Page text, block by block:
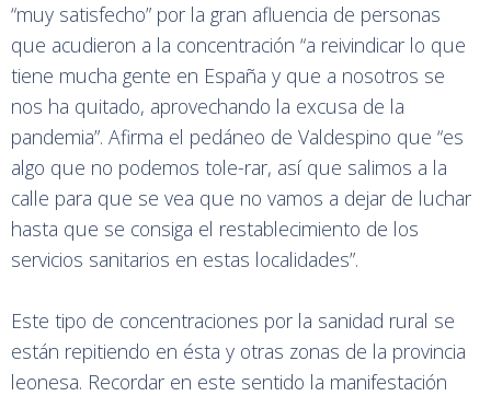
“muy satisfecho” por la gran afluencia de personas
que acudieron a la concentración “a reivindicar lo que
tiene mucha gente en España y que a nosotros se
nos ha quitado, aprovechando la excusa de la
pandemia”. Afirma el pedáneo de Valdespino que “es
algo que no podemos tole-rar, así que salimos a la
calle para que se vea que no vamos a dejar de luchar
hasta que se consiga el restablecimiento de los
servicios sanitarios en estas localidades”.
Este tipo de concentraciones por la sanidad rural se
están repitiendo en ésta y otras zonas de la provincia
leonesa. Recordar en este sentido la manifestación